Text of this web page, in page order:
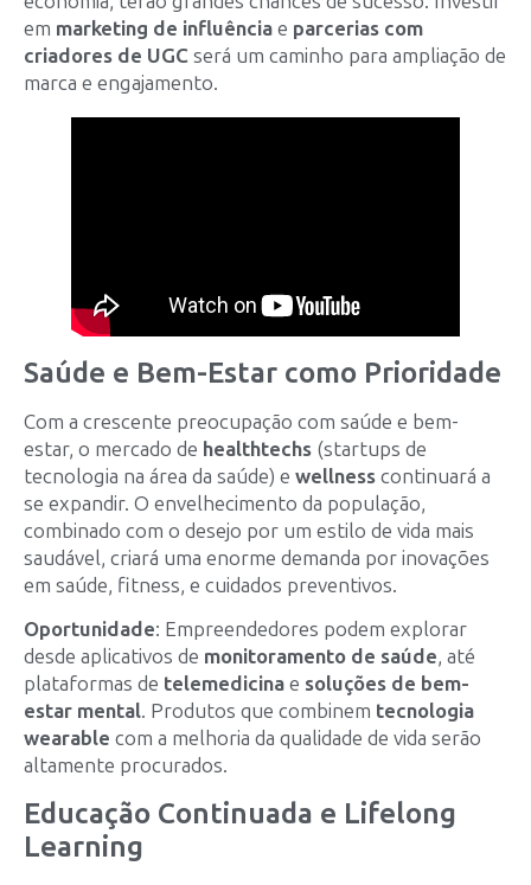
em marketing de influência e parcerias com
criadores de UGC será um caminho para ampliação de
marca e engajamento.
Saúde e Bem-Estar como Prioridade
Com a crescente preocupação com saúde e bem-
estar, o mercado de healthtechs (startups de
tecnologia na área da saúde) e wellness continuará a
se expandir. O envelhecimento da população,
combinado com o desejo por um estilo de vida mais
saudável, criará uma enorme demanda por inovações
em saúde, fitness, e cuidados preventivos.
Oportunidade: Empreendedores podem explorar
desde aplicativos de monitoramento de saúde, até
plataformas de telemedicina e soluções de bem-
estar mental. Produtos que combinem tecnologia
wearable com a melhoria da qualidade de vida serão
altamente procurados.
Educação Continuada e Lifelong
Learning